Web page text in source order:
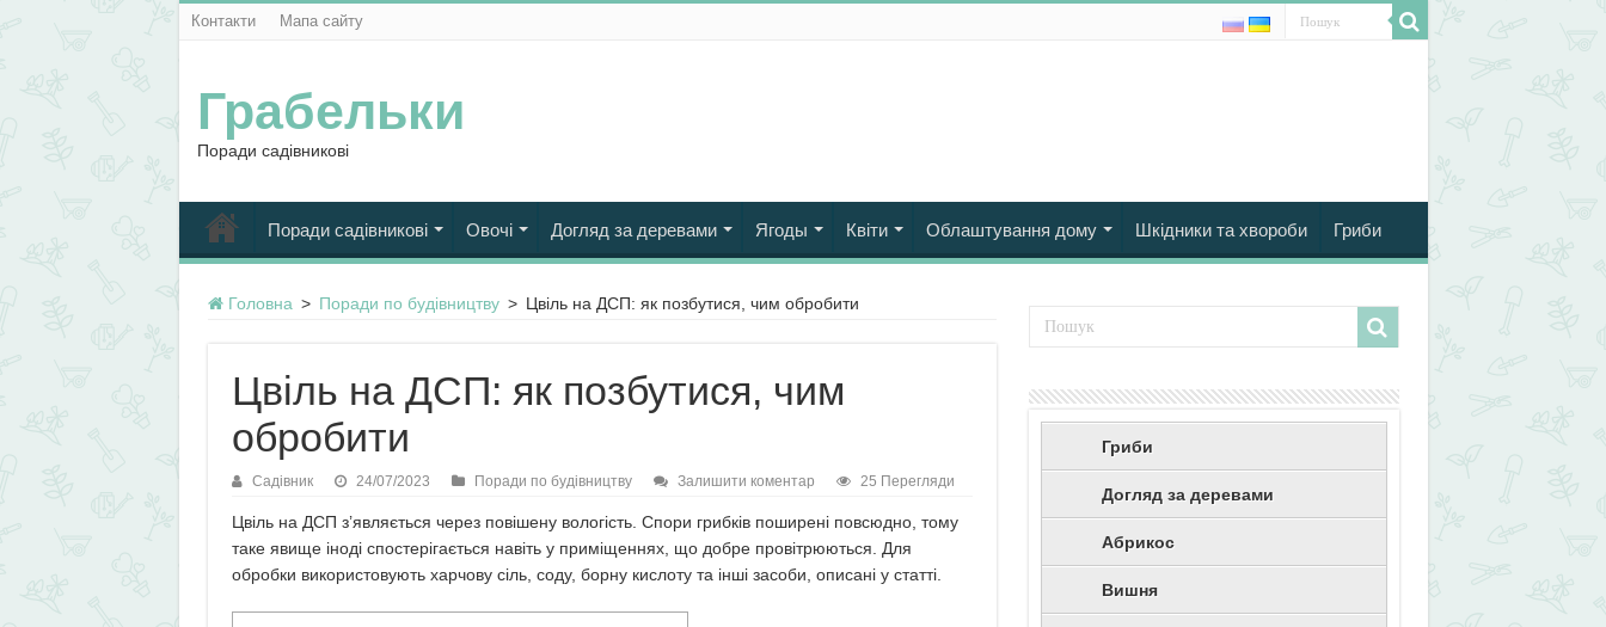
Контакти Мапа сайту
Грабельки
Поради садівникові
Поради садівникові Овочі Догляд за деревами Ягоды Квіти Облаштування дому Шкідники та хвороби Гриби
Головна > Поради по будівництву > Цвіль на ДСП: як позбутися, чим обробити
Цвіль на ДСП: як позбутися, чим
обробити
Садівник 24/07/2023 Поради по будівництву Залишити коментар 25 Перегляди
Цвіль на ДСП з’являється через повішену вологість. Спори грибків поширені повсюдно, тому
таке явище іноді спостерігається навіть у приміщеннях, що добре провітрюються. Для
обробки використовують харчову сіль, соду, борну кислоту та інші засоби, описані у статті.
Гриби
Догляд за деревами
Абрикос
Вишня